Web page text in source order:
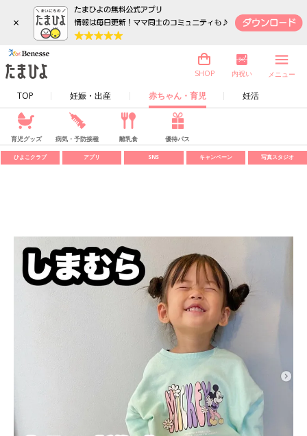
×
TOP 妊娠・出産 赤ちゃん・育児 妊活
SHOP 内祝い メニュー
育児グッズ 病気・予防接種 離乳食 優待パス
ひよこクラブ アプリ SNS キャンペーン 写真スタジオ